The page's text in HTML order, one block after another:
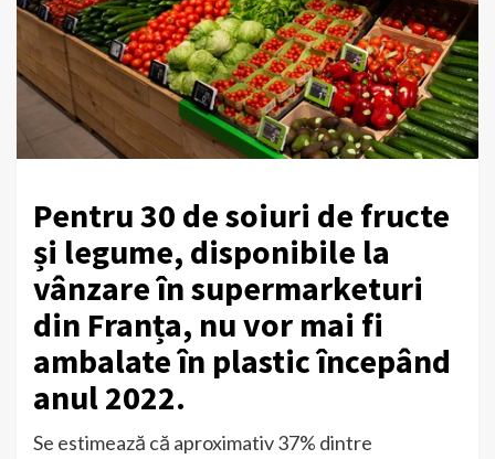
Pentru 30 de soiuri de fructe
și legume, disponibile la
vânzare în supermarketuri
din Franța, nu vor mai fi
ambalate în plastic începând
anul 2022.
Se estimează că aproximativ 37% dintre